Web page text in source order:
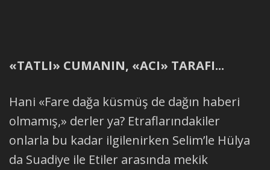
«TATLI» CUMANIN, «ACI» TARAFI...
Hani «Fare dağa küsmüş de dağın haberi
olmamış,» derler ya? Etraflarındakiler
onlarla bu kadar ilgilenirken Selim’le Hülya
da Suadiye ile Etiler arasında mekik